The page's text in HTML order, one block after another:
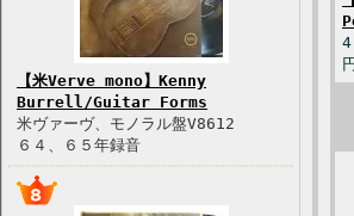
【米Verve mono】Kenny
Burrell/Guitar Forms
米ヴァーヴ、モノラル盤V8612
６４、６５年録音